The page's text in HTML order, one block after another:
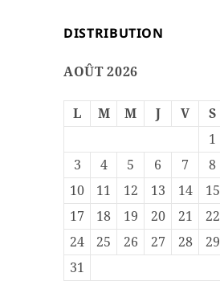
DISTRIBUTION
AOÛT 2026
L M M J V S
1
3
4 5 6 7 8
10
11 12 13 14 15
17
18 19 20 21 22
24
25 26 27 28 29
31